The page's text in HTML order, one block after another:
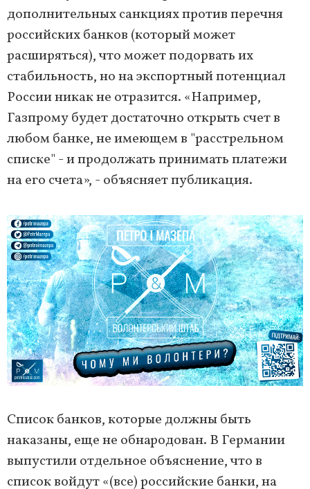
дополнительных санкциях против перечня
российских банков (который может
расширяться), что может подорвать их
стабильность, но на экспортный потенциал
России никак не отразится. «Например,
Газпрому будет достаточно открыть счет в
любом банке, не имеющем в "расстрельном
списке" - и продолжать принимать платежи
на его счета», - объясняет публикация.
Список банков, которые должны быть
наказаны, еще не обнародован. В Германии
выпустили отдельное объяснение, что в
список войдут «(все) российские банки, на